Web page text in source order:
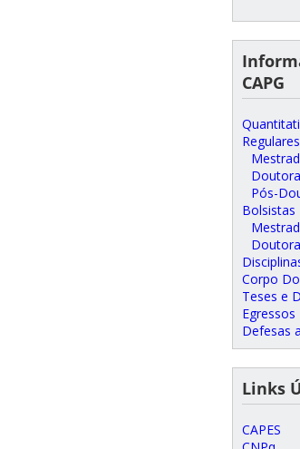
CAPG
Regulares
Pós-
Bolsistas
Corpo
Teses e
Egressos
Defesas
Links
CAPES